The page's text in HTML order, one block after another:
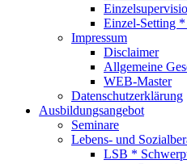
Einzel-Setting
Impressum
Disclaimer
Allgemeine
WEB-Master
Datenschutzerklärung
Ausbildungsangebot
Seminare
Lebens- und
LSB *